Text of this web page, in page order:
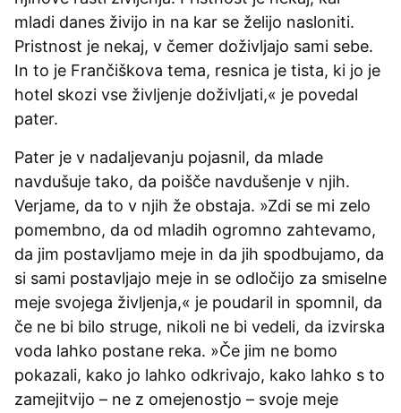
mladi danes živijo in na kar se želijo nasloniti.
Pristnost je nekaj, v čemer doživljajo sami sebe.
In to je Frančiškova tema, resnica je tista, ki jo je
hotel skozi vse življenje doživljati,« je povedal
pater.
Pater je v nadaljevanju pojasnil, da mlade
navdušuje tako, da poišče navdušenje v njih.
Verjame, da to v njih že obstaja. »Zdi se mi zelo
pomembno, da od mladih ogromno zahtevamo,
da jim postavljamo meje in da jih spodbujamo, da
si sami postavljajo meje in se odločijo za smiselne
meje svojega življenja,« je poudaril in spomnil, da
če ne bi bilo struge, nikoli ne bi vedeli, da izvirska
voda lahko postane reka. »Če jim ne bomo
pokazali, kako jo lahko odkrivajo, kako lahko s to
zamejitvijo – ne z omejenostjo – svoje meje